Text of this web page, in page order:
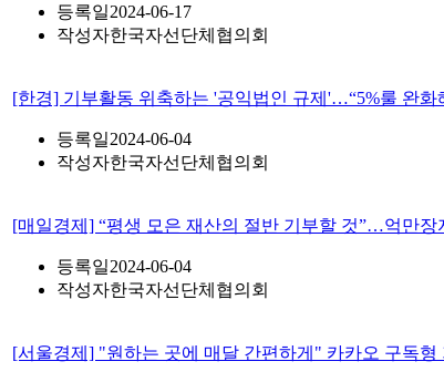
등록일2024-06-17
작성자한국자선단체협의회
[한경] 기부활동 위축하는 '공익법인 규제'…“5%룰 완화
등록일2024-06-04
작성자한국자선단체협의회
[매일경제] “평생 모은 재산의 절반 기부할 것”…억만장
등록일2024-06-04
작성자한국자선단체협의회
[서울경제] "원하는 곳에 매달 간편하게" 카카오 구독형